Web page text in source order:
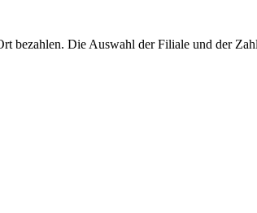
bezahlen. Die Auswahl der Filiale und der